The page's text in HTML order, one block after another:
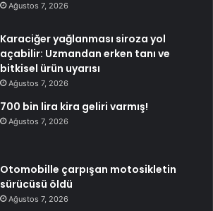
Ağustos 7, 2026
Karaciğer yağlanması siroza yol
açabilir: Uzmandan erken tanı ve
bitkisel ürün uyarısı
Ağustos 7, 2026
700 bin lira kira geliri varmış!
Ağustos 7, 2026
Otomobille çarpışan motosikletin
sürücüsü öldü
Ağustos 7, 2026